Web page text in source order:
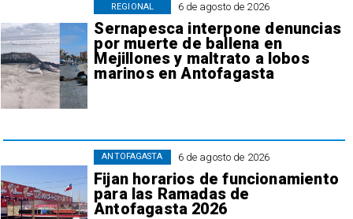
6 de agosto de 2026
Sernapesca interpone denuncias
por muerte de ballena en
Mejillones y maltrato a lobos
marinos en Antofagasta
REGIONAL
6 de agosto de 2026
Fijan horarios de funcionamiento
para las Ramadas de
Antofagasta 2026
ANTOFAGASTA